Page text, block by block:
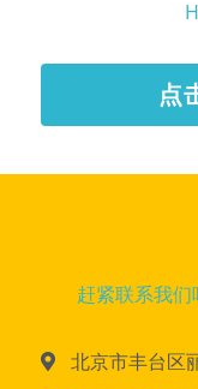
点
赶紧联系我们
北京市丰台区